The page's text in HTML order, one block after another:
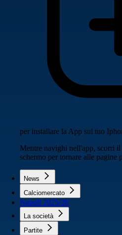
per installare la App sul tuo
Mentre navighi nell'app, scorri
schermo per tornare alle pagine
News
Calciomercato
Napoli 2025/26
La società
Partite